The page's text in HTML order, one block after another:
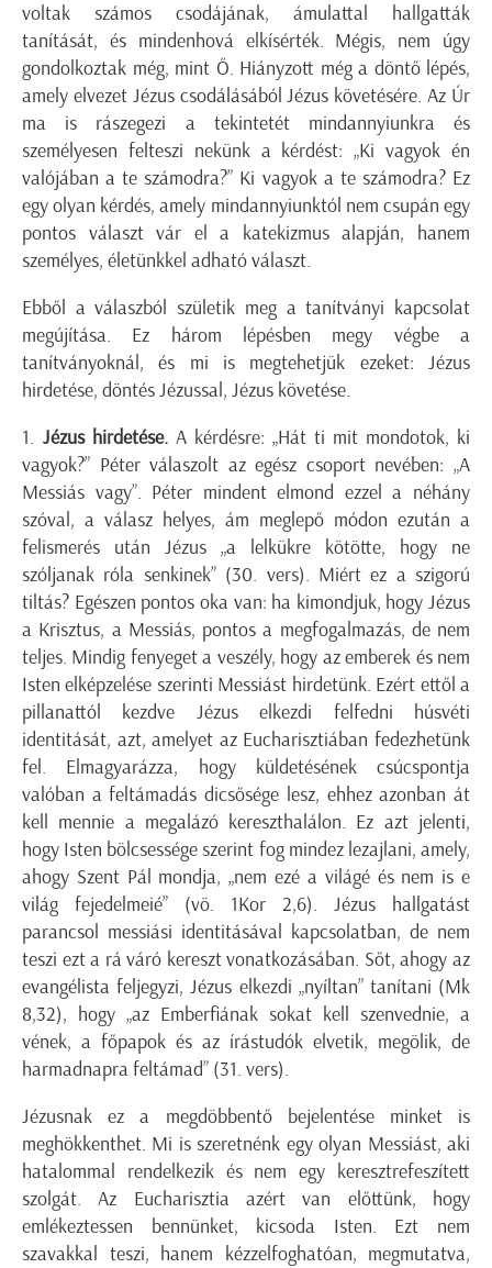
voltak számos csodájának, ámulattal hallgatták
tanítását, és mindenhová elkísérték. Mégis, nem úgy
gondolkoztak még, mint Ő. Hiányzott még a döntő lépés,
amely elvezet Jézus csodálásából Jézus követésére. Az Úr
ma is rászegezi a tekintetét mindannyiunkra és
személyesen felteszi nekünk a kérdést: „Ki vagyok én
valójában a te számodra?” Ki vagyok a te számodra? Ez
egy olyan kérdés, amely mindannyiunktól nem csupán egy
pontos választ vár el a katekizmus alapján, hanem
személyes, életünkkel adható választ.
Ebből a válaszból születik meg a tanítványi kapcsolat
megújítása. Ez három lépésben megy végbe a
tanítványoknál, és mi is megtehetjük ezeket: Jézus
hirdetése, döntés Jézussal, Jézus követése.
1. Jézus hirdetése. A kérdésre: „Hát ti mit mondotok, ki
vagyok?” Péter válaszolt az egész csoport nevében: „A
Messiás vagy”. Péter mindent elmond ezzel a néhány
szóval, a válasz helyes, ám meglepő módon ezután a
felismerés után Jézus „a lelkükre kötötte, hogy ne
szóljanak róla senkinek” (30. vers). Miért ez a szigorú
tiltás? Egészen pontos oka van: ha kimondjuk, hogy Jézus
a Krisztus, a Messiás, pontos a megfogalmazás, de nem
teljes. Mindig fenyeget a veszély, hogy az emberek és nem
Isten elképzelése szerinti Messiást hirdetünk. Ezért ettől a
pillanattól kezdve Jézus elkezdi felfedni húsvéti
identitását, azt, amelyet az Eucharisztiában fedezhetünk
fel. Elmagyarázza, hogy küldetésének csúcspontja
valóban a feltámadás dicsősége lesz, ehhez azonban át
kell mennie a megalázó kereszthalálon. Ez azt jelenti,
hogy Isten bölcsessége szerint fog mindez lezajlani, amely,
ahogy Szent Pál mondja, „nem ezé a világé és nem is e
világ fejedelmeié” (vö. 1Kor 2,6). Jézus hallgatást
parancsol messiási identitásával kapcsolatban, de nem
teszi ezt a rá váró kereszt vonatkozásában. Sőt, ahogy az
evangélista feljegyzi, Jézus elkezdi „nyíltan” tanítani (Mk
8,32), hogy „az Emberfiának sokat kell szenvednie, a
vének, a főpapok és az írástudók elvetik, megölik, de
harmadnapra feltámad” (31. vers).
Jézusnak ez a megdöbbentő bejelentése minket is
meghökkenthet. Mi is szeretnénk egy olyan Messiást, aki
hatalommal rendelkezik és nem egy keresztrefeszített
szolgát. Az Eucharisztia azért van előttünk, hogy
emlékeztessen bennünket, kicsoda Isten. Ezt nem
szavakkal teszi, hanem kézzelfoghatóan, megmutatva,